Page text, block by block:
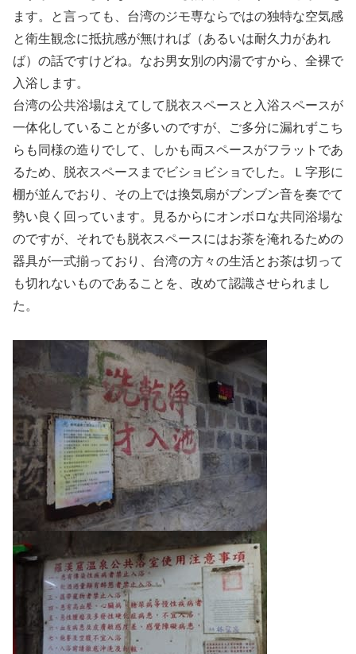
ます。と言っても、台湾のジモ専ならではの独特な空気感
と衛生観念に抵抗感が無ければ（あるいは耐久力があれ
ば）の話ですけどね。なお男女別の内湯ですから、全裸で
入浴します。
台湾の公共浴場はえてして脱衣スペースと入浴スペースが
一体化していることが多いのですが、ご多分に漏れずこち
らも同様の造りでして、しかも両スペースがフラットであ
るため、脱衣スペースまでビショビショでした。Ｌ字形に
棚が並んでおり、その上では換気扇がブンブン音を奏でて
勢い良く回っています。見るからにオンボロな共同浴場な
のですが、それでも脱衣スペースにはお茶を淹れるための
器具が一式揃っており、台湾の方々の生活とお茶は切って
も切れないものであることを、改めて認識させられまし
た。